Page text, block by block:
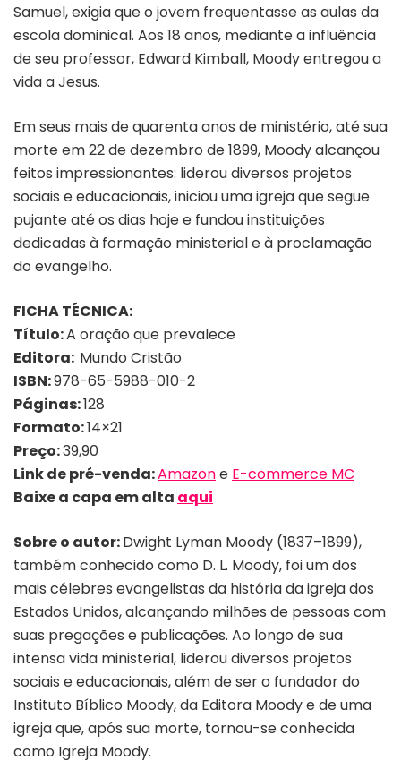
Samuel, exigia que o jovem frequentasse as aulas da
escola dominical. Aos 18 anos, mediante a influência
de seu professor, Edward Kimball, Moody entregou a
vida a Jesus.
Em seus mais de quarenta anos de ministério, até sua
morte em 22 de dezembro de 1899, Moody alcançou
feitos impressionantes: liderou diversos projetos
sociais e educacionais, iniciou uma igreja que segue
pujante até os dias hoje e fundou instituições
dedicadas à formação ministerial e à proclamação
do evangelho.
FICHA TÉCNICA:
Título:A oração que prevalece
Editora: ‎ Mundo Cristão
ISBN:978-65-5988-010-2
Páginas:128
Formato:14×21
Preço:39,90
Link de pré-venda:Amazone E-commerce MC
Baixe a capa em alta aqui
Sobre o autor:Dwight Lyman Moody (1837–1899),
também conhecido como D. L. Moody, foi um dos
mais célebres evangelistas da história da igreja dos
Estados Unidos, alcançando milhões de pessoas com
suas pregações e publicações. Ao longo de sua
intensa vida ministerial, liderou diversos projetos
sociais e educacionais, além de ser o fundador do
Instituto Bíblico Moody, da Editora Moody e de uma
igreja que, após sua morte, tornou-se conhecida
como Igreja Moody.